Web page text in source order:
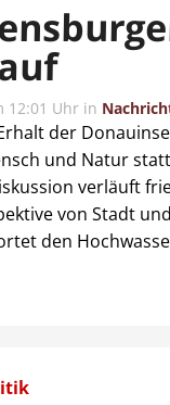
12:01 Uhr in
der
und Natur
verläuft
von Stadt
den